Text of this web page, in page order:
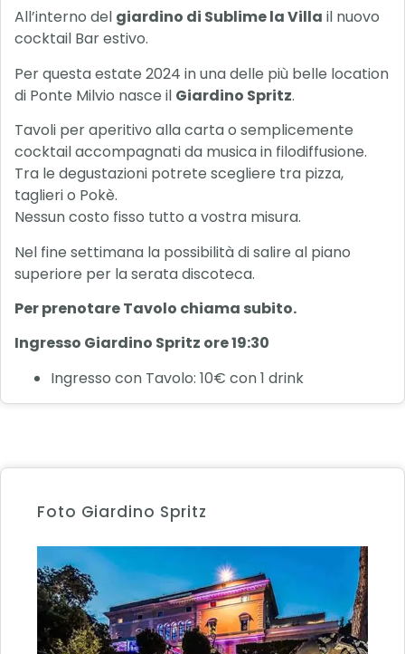
All’interno del giardino di Sublime la Villa il nuovo
cocktail Bar estivo.
Per questa estate 2024 in una delle più belle location
di Ponte Milvio nasce il Giardino Spritz.
Tavoli per aperitivo alla carta o semplicemente
cocktail accompagnati da musica in filodiffusione.
Tra le degustazioni potrete scegliere tra pizza,
taglieri o Pokè.
Nessun costo fisso tutto a vostra misura.
Nel fine settimana la possibilità di salire al piano
superiore per la serata discoteca.
Per prenotare Tavolo chiama subito.
Ingresso Giardino Spritz ore 19:30
Ingresso con Tavolo: 10€ con 1 drink
Foto Giardino Spritz